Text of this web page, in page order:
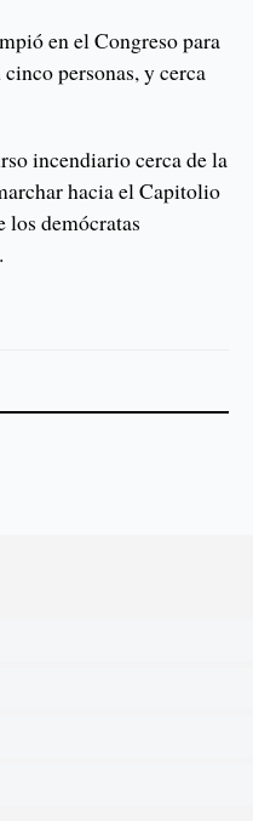
en el Congreso para
personas, y cerca
incendiario cerca de la
hacia el Capitolio
los demócratas